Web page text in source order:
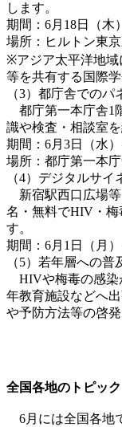
します。
期間：6月18日（木
場所：ヒルトン東
※アジア太平洋地域
等を共有する国際
（3）都庁舎でのパ
都庁第一本庁舎1
識や検査・相談室
期間：6月3日（水）
場所：都庁第一本
（4）デジタルサ
新宿駅西口広場等
名・無料でHIV・梅
す。
期間：6月1日（月）
（5）若年層への普
HIVや梅毒の感染
年教育施設などへ
や予防方法等の啓発
全国各地のトピック
6月には全国各地